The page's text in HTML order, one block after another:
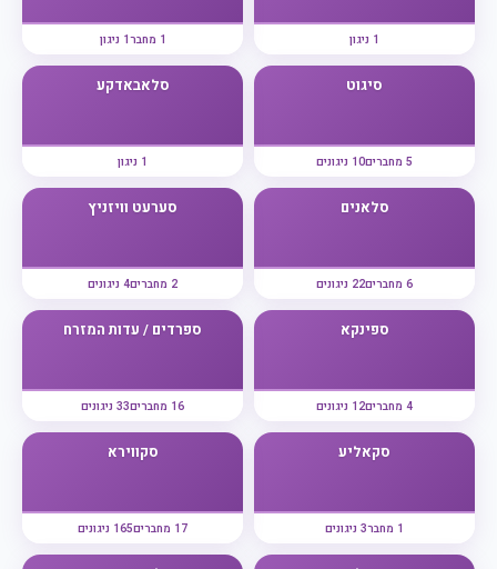
1 ניגון 1 מחבר 1 ניגון
סיגוט
5 מחברים 10 ניגונים
סלאבאדקע
1 ניגון
סלאנים
6 מחברים 22 ניגונים
סערעט וויזניץ
2 מחברים 4 ניגונים
ספינקא
4 מחברים 12 ניגונים
ספרדים / עדות המזרח
16 מחברים 33 ניגונים
סקאליע
1 מחבר 3 ניגונים
סקווירא
17 מחברים 165 ניגונים